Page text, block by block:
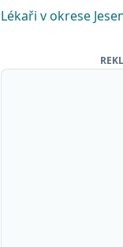
Lékaři v okrese